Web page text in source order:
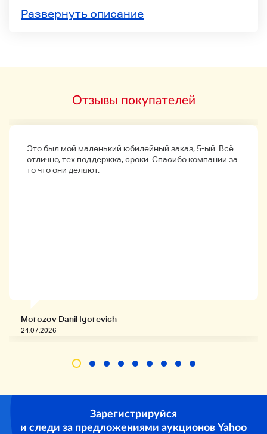
Развернуть описание
Отзывы покупателей
Это был мой маленький юбилейный заказ, 5-ый. Всё
отлично, тех.поддержка, сроки. Спасибо компании за
то что они делают.
Morozov Danil Igorevich
24.07.2026
Зарегистрируйся
и следи за предложениями аукционов Yahoo